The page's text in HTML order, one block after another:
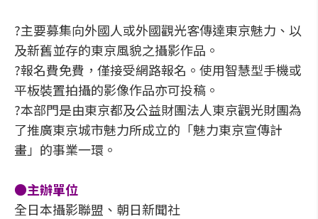
?主要募集向外國人或外國觀光客傳達東京魅力、以
及新舊並存的東京風貌之攝影作品。
?報名費免費，僅接受網路報名。使用智慧型手機或
平板裝置拍攝的影像作品亦可投稿。
?本部門是由東京都及公益財團法人東京觀光財團為
了推廣東京城市魅力所成立的「魅力東京宣傳計
畫」的事業一環。
●主辦單位
全日本攝影聯盟、朝日新聞社